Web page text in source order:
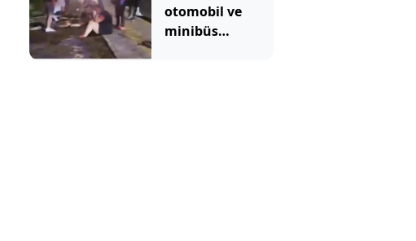
otomobil ve
minibüs